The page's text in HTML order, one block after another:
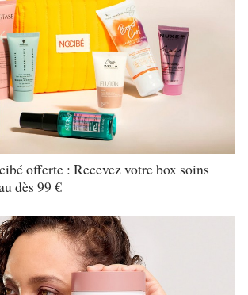
offerte : Recevez votre box soins
dès 99 €